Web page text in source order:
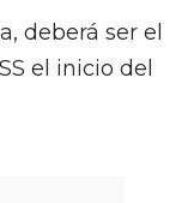
deberá ser el
el inicio del